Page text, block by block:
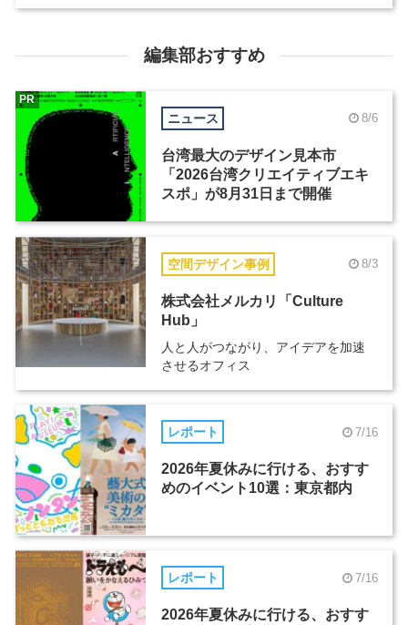
編集部おすすめ
ニュース 8/6
台湾最大のデザイン見本市
「2026台湾クリエイティブエキ
スポ」が8月31日まで開催
PR
空間デザイン事例 8/3
株式会社メルカリ「Culture
Hub」
人と人がつながり、アイデアを加速
させるオフィス
レポート 7/16
2026年夏休みに行ける、おすす
めのイベント10選：東京都内
レポート 7/16
2026年夏休みに行ける、おすす